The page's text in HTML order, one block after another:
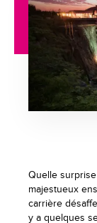
Quelle
majestueux
carrière
y a quelques